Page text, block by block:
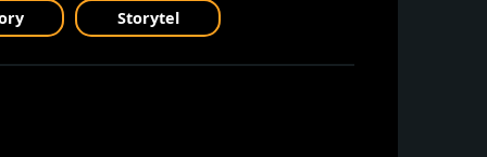
Storytel